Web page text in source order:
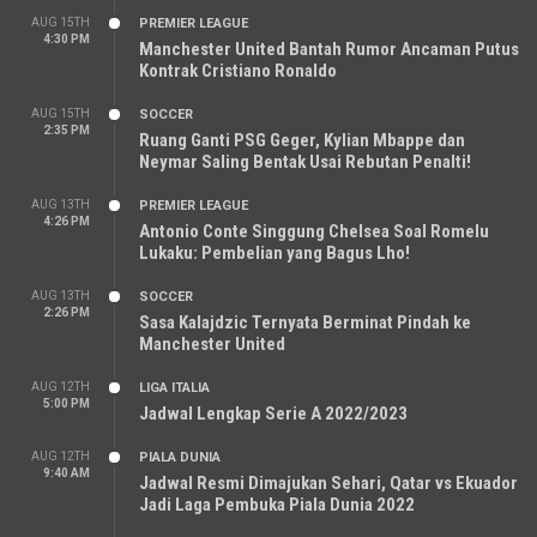
AUG 15TH
4:30 PM
PREMIER LEAGUE
Manchester United Bantah Rumor Ancaman Putus
Kontrak Cristiano Ronaldo
AUG 15TH
2:35 PM
SOCCER
Ruang Ganti PSG Geger, Kylian Mbappe dan
Neymar Saling Bentak Usai Rebutan Penalti!
AUG 13TH
4:26 PM
PREMIER LEAGUE
Antonio Conte Singgung Chelsea Soal Romelu
Lukaku: Pembelian yang Bagus Lho!
AUG 13TH
2:26 PM
SOCCER
Sasa Kalajdzic Ternyata Berminat Pindah ke
Manchester United
AUG 12TH
5:00 PM
LIGA ITALIA
Jadwal Lengkap Serie A 2022/2023
AUG 12TH
9:40 AM
PIALA DUNIA
Jadwal Resmi Dimajukan Sehari, Qatar vs Ekuador
Jadi Laga Pembuka Piala Dunia 2022